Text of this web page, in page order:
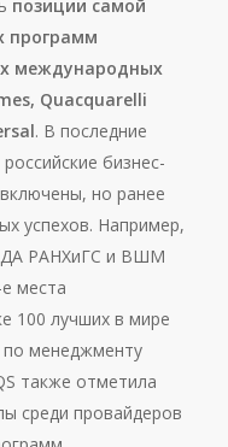
позиции самой
программ
международных
Quacquarelli
. В последние
бизнес-
но ранее
успехов. Например,
РАНХиГС и ВШМ
места
100 лучших в мире
по менеджменту
также отметила
среди провайдеров